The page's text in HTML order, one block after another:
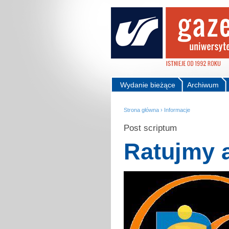
Archiwum
Wydanie bieżące
Strona główna › Informacje
Post scriptum
Ratujmy